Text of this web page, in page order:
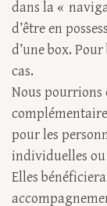
dans la «
d’être en
d’une box.
cas.
Nous pourrions
pour les
individuelles
Elles